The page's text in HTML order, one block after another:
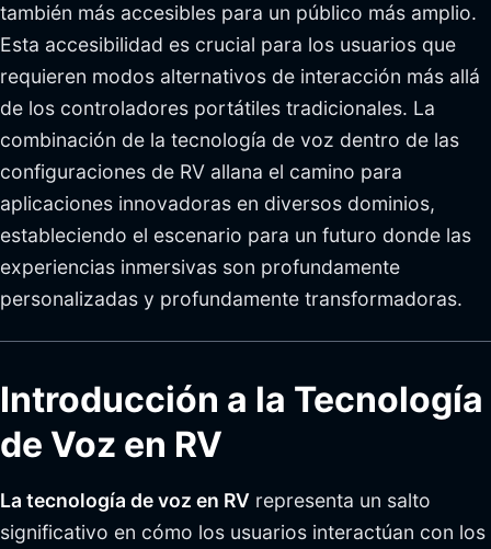
también más accesibles para un público más amplio.
Esta accesibilidad es crucial para los usuarios que
requieren modos alternativos de interacción más allá
de los controladores portátiles tradicionales. La
combinación de la tecnología de voz dentro de las
configuraciones de RV allana el camino para
aplicaciones innovadoras en diversos dominios,
estableciendo el escenario para un futuro donde las
experiencias inmersivas son profundamente
personalizadas y profundamente transformadoras.
Introducción a la Tecnología
de Voz en RV
La tecnología de voz en RV representa un salto
significativo en cómo los usuarios interactúan con los